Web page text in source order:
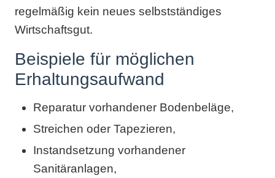
regelmäßig kein neues selbstständiges
Wirtschaftsgut.
Beispiele für möglichen
Erhaltungsaufwand
Reparatur vorhandener Bodenbeläge,
Streichen oder Tapezieren,
Instandsetzung vorhandener
Sanitäranlagen,